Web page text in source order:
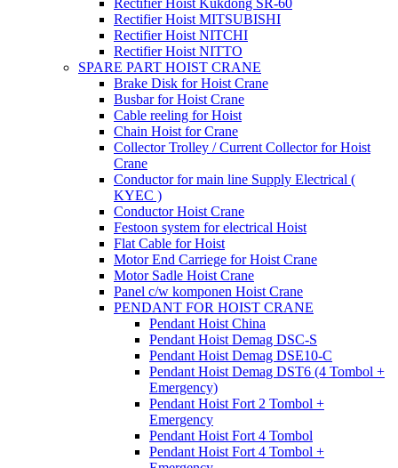
Rectifier Hoist Kukdong SR-60
Rectifier Hoist MITSUBISHI
Rectifier Hoist NITCHI
Rectifier Hoist NITTO
SPARE PART HOIST CRANE
Brake Disk for Hoist Crane
Busbar for Hoist Crane
Cable reeling for Hoist
Chain Hoist for Crane
Collector Trolley / Current Collector for Hoist
Crane
Conductor for main line Supply Electrical (
KYEC )
Conductor Hoist Crane
Festoon system for electrical Hoist
Flat Cable for Hoist
Motor End Carriege for Hoist Crane
Motor Sadle Hoist Crane
Panel c/w komponen Hoist Crane
PENDANT FOR HOIST CRANE
Pendant Hoist China
Pendant Hoist Demag DSC-S
Pendant Hoist Demag DSE10-C
Pendant Hoist Demag DST6 (4 Tombol +
Emergency)
Pendant Hoist Fort 2 Tombol +
Emergency
Pendant Hoist Fort 4 Tombol
Pendant Hoist Fort 4 Tombol +